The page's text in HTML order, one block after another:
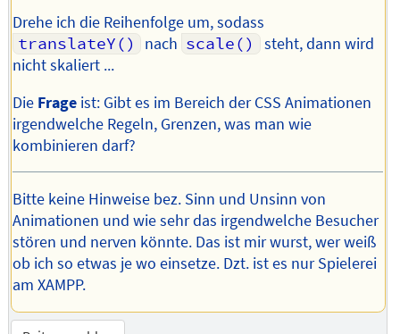
Drehe ich die Reihenfolge um, sodass
translateY()
nach scale()
steht, dann wird
nicht skaliert ...
Die Frage ist: Gibt es im Bereich der CSS Animationen
irgendwelche Regeln, Grenzen, was man wie
kombinieren darf?
Bitte keine Hinweise bez. Sinn und Unsinn von
Animationen und wie sehr das irgendwelche Besucher
stören und nerven könnte. Das ist mir wurst, wer weiß
ob ich so etwas je wo einsetze. Dzt. ist es nur Spielerei
am XAMPP.